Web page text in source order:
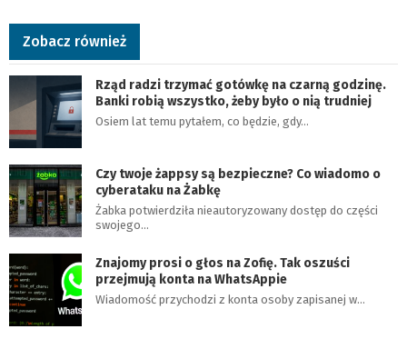
Zobacz również
Rząd radzi trzymać gotówkę na czarną godzinę.
Banki robią wszystko, żeby było o nią trudniej
Osiem lat temu pytałem, co będzie, gdy…
Czy twoje żappsy są bezpieczne? Co wiadomo o
cyberataku na Żabkę
Żabka potwierdziła nieautoryzowany dostęp do części
swojego…
Znajomy prosi o głos na Zofię. Tak oszuści
przejmują konta na WhatsAppie
Wiadomość przychodzi z konta osoby zapisanej w…